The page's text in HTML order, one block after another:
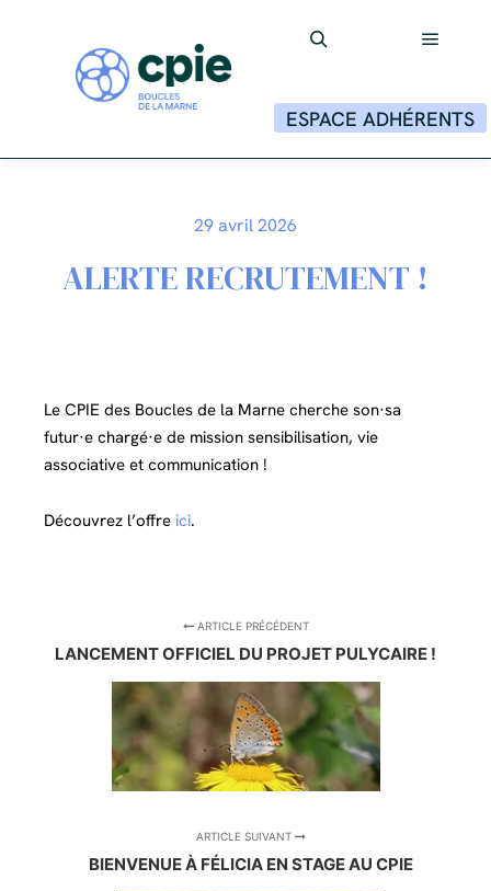
ESPACE ADHÉRENTS
29 avril 2026
ALERTE RECRUTEMENT !
Le CPIE des Boucles de la Marne cherche son·sa
futur·e chargé·e de mission sensibilisation, vie
associative et communication !
Découvrez l’offre ici.
ARTICLE PRÉCÉDENT
LANCEMENT OFFICIEL DU PROJET PULYCAIRE !
ARTICLE SUIVANT
BIENVENUE À FÉLICIA EN STAGE AU CPIE